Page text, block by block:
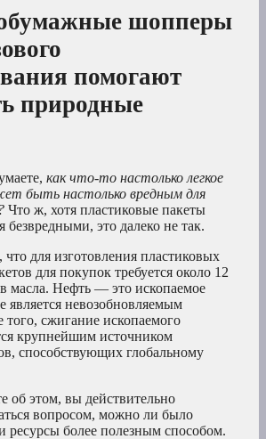
шопперы
помогают
природные
как что-то настолько легкое
быть настолько вредным для
Что ж, хотя пластиковые пакеты
безвредными, это далеко не так.
что для изготовления пластиковых
для покупок требуется около 12
масла. Нефть — это ископаемое
является невозобновляемым
того, сжигание ископаемого
крупнейшим источником
способствующих глобальному
об этом, вы действительно
вопросом, можно ли было
ресурсы более полезным способом.